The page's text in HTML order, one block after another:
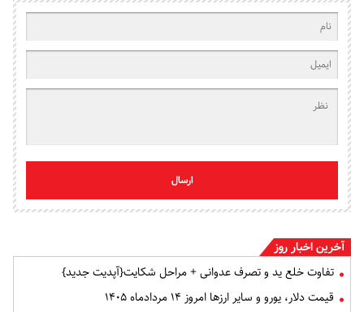
ارسال
آخرین اخبار روز
تفاوت خلع ید و تصرف عدوانی + مراحل شکایت{آپدیت جدید}
قیمت دلار، یورو و سایر ارزها امروز ۱۴ مردادماه ۱۴۰۵